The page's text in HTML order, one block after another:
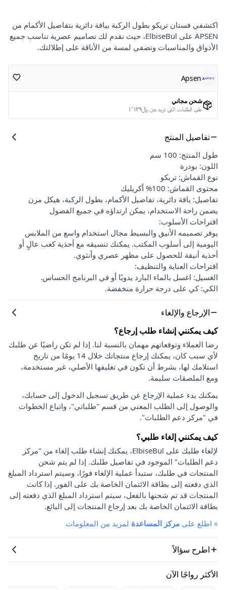
اكتشفي فستان تريكو بطول الركبة بياقة دائرية بتفاصيل الأكمام من
APSEN على ElbiseBul، حيث نقدم لك تصاميم عصرية تناسب جميع
الأذواق والمناسبات وتضفي لمسة من الأناقة على إطلالتك.
Apsen
شحن مجاني
على الطلبات التي تزيد عن ﷼١٬١٢٩
تفاصيل المنتج
طول المنتج: 100 سم
اللون: بودرة
نوع القماش: تريكو
محتوى القماش: 100% أكريليك
تفاصيل: ياقة دائرية، تفاصيل الأكمام، بطول الركبة، هيكل مرن
يضمن راحة الاستخدام، يمكن ارتداؤه في جميع الفصول
اقتراحات الأسلوب:
يوفر تصميمه الأنيق والبسيط مجال استخدام واسع من الملابس
اليومية إلى أسلوب المكتب. يمكنك تنسيقه مع أحذية كعب عالٍ أو
أحذية أنيقة للحصول على مظهر عصري وأنثوي.
اقتراحات العناية والتنظيف:
الغسيل: اغسل بالماء البارد يدويًا أو في البرنامج الحساس.
الكي: كي على درجة حرارة منخفضة.
الإرجاع والإلغاء
كيف يمكنني إنشاء طلب إرجاع؟
رضا العملاء وتوقعاتهم مهمان بالنسبة لنا. إذا لم تكن راضيًا عن طلبك
لأي سبب كان، يمكنك إرجاع منتجاتك خلال 14 يومًا من تاريخ
استلامك لها، بشرط أن تكون في تغليفها الأصلي، غير مستخدمة،
ومع الملصقات سليمة.
يمكنك بدء عملية الإرجاع عن طريق تسجيل الدخول إلى حسابك،
والوصول إلى الطلب المعني من قسم "طلباتي"، واتباع الخطوات
في "مركز دعم الطلبات".
كيف يمكنني إلغاء طلبي؟
لإلغاء طلبك على ElbiseBul، يمكنك إنشاء طلب إلغاء من "مركز
دعم الطلبات" الموجود في تفاصيل طلبك. إذا لم يتم شحن
المنتجات في طلبك، ستبدأ عملية الإلغاء فورًا، وسيتم استرداد المبلغ
الذي دفعته إلى بطاقة الائتمان الخاصة بك على الفور. إذا كانت
المنتجات قد تم شحنها بالفعل، سيتم استرداد المبلغ الذي دفعته إلى
بطاقة الائتمان الخاصة بك بعد إرجاع المنتجات إلى البائع.
» اطلع على مركز المساعدة لمزيد من المعلومات
اطرح سؤالاً
الأكثر رواجًا الآن